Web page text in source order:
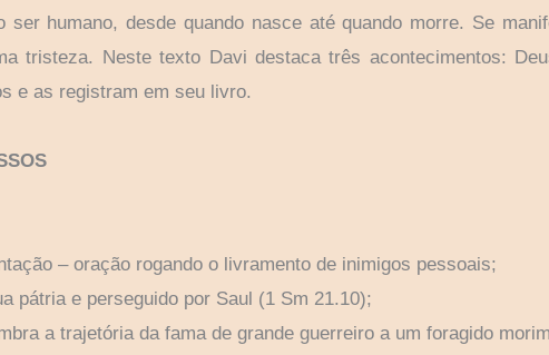
humano, desde quando nasce até quando morre. Se
tristeza. Neste texto Davi destaca três acontecimentos:
e as registram em seu livro.
– oração rogando o livramento de inimigos pessoais;
pátria e perseguido por Saul (1 Sm 21.10);
a trajetória da fama de grande guerreiro a um foragido